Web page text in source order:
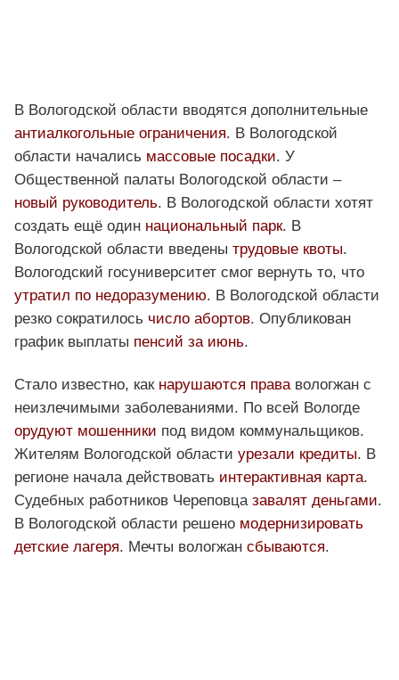
В Вологодской области вводятся дополнительные
антиалкогольные ограничения. В Вологодской
области начались массовые посадки. У
Общественной палаты Вологодской области –
новый руководитель. В Вологодской области хотят
создать ещё один национальный парк. В
Вологодской области введены трудовые квоты.
Вологодский госуниверситет смог вернуть то, что
утратил по недоразумению. В Вологодской области
резко сократилось число абортов. Опубликован
график выплаты пенсий за июнь.
Стало известно, как нарушаются прававологжан с
неизлечимыми заболеваниями. По всей Вологде
орудуют мошенники под видом коммунальщиков.
Жителям Вологодской области урезали кредиты. В
регионе начала действовать интерактивная карта.
Судебных работников Череповца завалят деньгами.
В Вологодской области решено модернизировать
детские лагеря. Мечты вологжан сбываются.